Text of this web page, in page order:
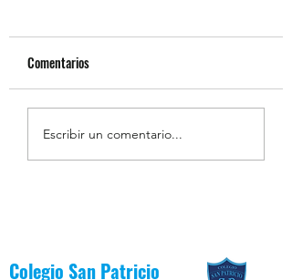
Resumen de la Semana de
Comentarios
Escribir un comentario...
Colegio San Patricio